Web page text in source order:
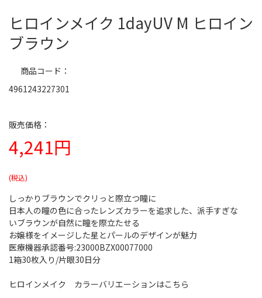
ヒロインメイク 1dayUV M ヒロイン
ブラウン
4,241円
商品コード
4961243227301
しっかりブラウンでクリっと際立つ瞳に
日本人の瞳の色に合ったレンズカラーを追求した、派手すぎな
いブラウンが自然に瞳を際立たせる
お嬢様をイメージした星とパールのデザインが魅力
医療機器承認番号:23000BZX00077000
1箱30枚入り/片眼30日分
ヒロインメイク カラーバリエーションはこちら